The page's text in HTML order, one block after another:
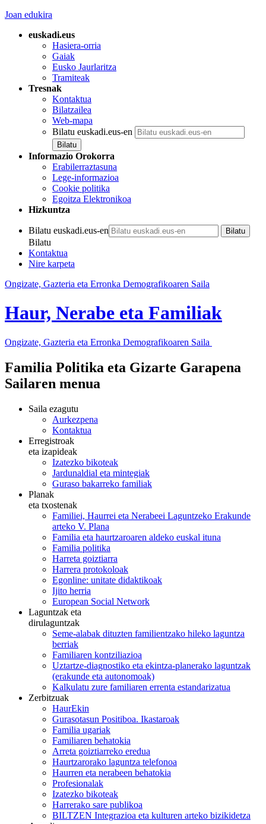
Joan edukira
euskadi.eus
Hasiera-orria
Gaiak
Eusko Jaurlaritza
Tramiteak
Tresnak
Kontaktua
Bilatzailea
Web-mapa
Bilatu euskadi.eus-en
Informazio Orokorra
Erabilerraztasuna
Lege-informazioa
Cookie politika
Egoitza Elektronikoa
Hizkuntza
Bilatu euskadi.eus-en
Bilatu
Kontaktua
Nire karpeta
Ongizate, Gazteria eta Erronka Demografikoaren Saila
Haur, Nerabe eta Familiak
Ongizate, Gazteria eta Erronka Demografikoaren Saila
Familia Politika eta Gizarte Garapena
Sailaren menua
Saila ezagutu
Aurkezpena
Kontaktua
Erregistroak
eta izapideak
Izatezko bikoteak
Jardunaldial eta mintegiak
Guraso bakarreko familiak
Planak
eta txostenak
Familiei, Haurrei eta Nerabeei Laguntzeko Erakunde
arteko V. Plana
Familia eta haurtzaroaren aldeko euskal ituna
Familia politika
Harreta goiztiarra
Harrera protokoloak
Egonline: unitate didaktikoak
Ijito herria
European Social Network
Laguntzak eta
dirulaguntzak
Seme-alabak dituzten familientzako hileko laguntza
berriak
Familiaren kontziliazioa
Uztartze-diagnostiko eta ekintza-planerako laguntzak
(erakunde eta autonomoak)
Kalkulatu zure familiaren errenta estandarizatua
Zerbitzuak
HaurEkin
Gurasotasun Positiboa. Ikastaroak
Familia ugariak
Familiaren behatokia
Arreta goiztiarreko eredua
Haurtzarorako laguntza telefonoa
Haurren eta nerabeen behatokia
Profesionalak
Izatezko bikoteak
Harrerako sare publikoa
BILTZEN Integrazioa eta kulturen arteko bizikidetza